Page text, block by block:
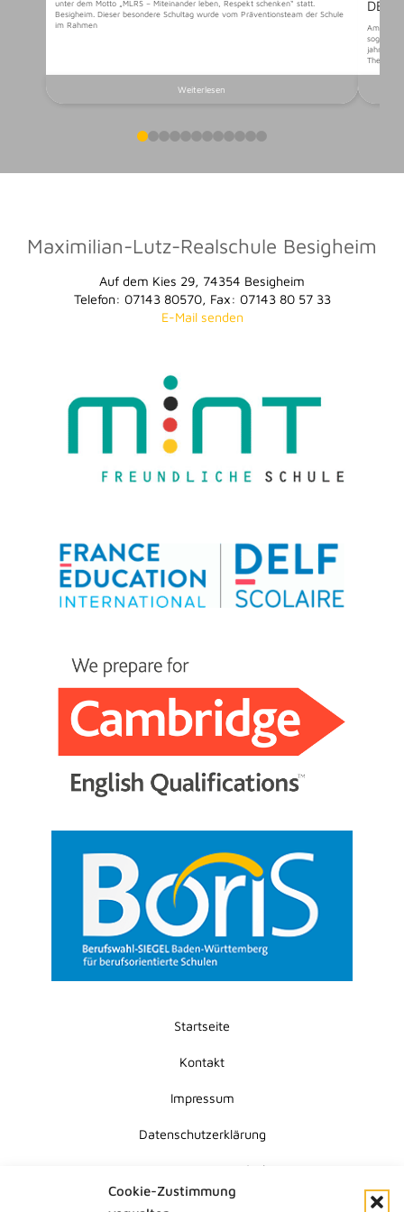
Cookie-Zustimmung
unter dem Motto „MLRS – Miteinander leben, Respekt schenken“ statt.
Besigheim. Dieser besondere Schultag wurde vom Präventionsteam der Schule
im Rahmen
Weiterlesen
DER
Am
Themen
0 1 2 3 4 5 6 7 8 9 1011
Maximilian-Lutz-Realschule Besigheim
Auf dem Kies 29, 74354 Besigheim
Telefon: 07143 80570, Fax: 07143 80 57 33
E-Mail senden
Startseite
Kontakt
Impressum
Datenschutzerklärung
Erklärung zur Barrierefreiheit
Cookie-Richtlinie (EU)